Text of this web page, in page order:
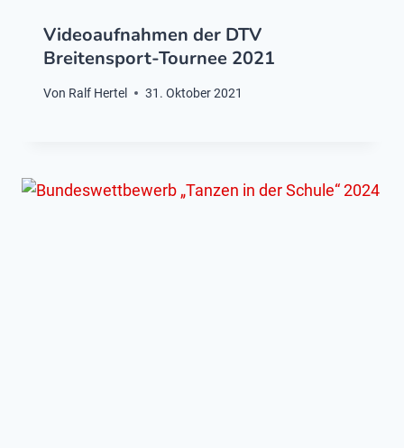
Videoaufnahmen der DTV
Breitensport-Tournee 2021
Von Ralf Hertel 31. Oktober 2021